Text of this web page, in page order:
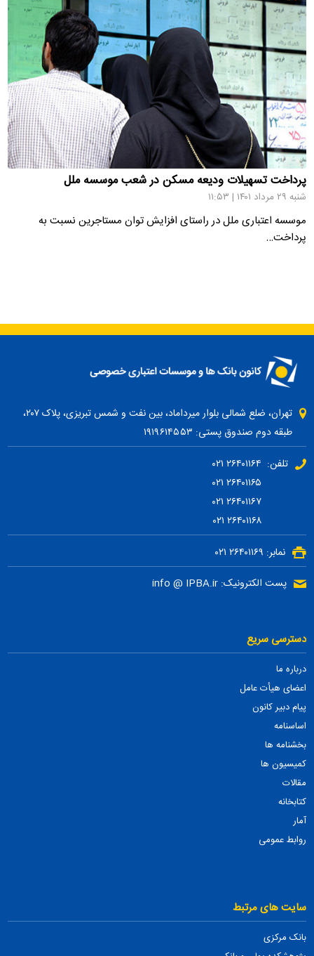
پرداخت تسهیلات ودیعه مسکن در شعب موسسه ملل
شنبه ۲۹ مرداد ۱۴۰۱ | ۱۱:۵۳
موسسه اعتباری ملل در راستای افزایش توان مستاجرین نسبت به
پرداخت…
تهران، ضلع شمالی بلوار میرداماد، بین نفت و شمس تبریزی، پلاک ۲۰۷،
طبقه دوم صندوق پستی: ۱۹۱۹۶۱۴۵۵۳
تلفن: ۲۶۴۰۱۱۶۴ ۰۲۱
۲۶۴۰۱۱۶۷ ۰۲۱
۲۶۴۰۱۱۶۸ ۰۲۱
نمابر: ۲۶۴۰۱۱۶۹ ۰۲۱
پست الکترونیک: info @ IPBA.ir
دسترسی سریع
درباره ما
اعضای هیأت عامل
پیام دبیر کانون
اساسنامه
بخشنامه ها
کمیسیون ها
مقالات
کتابخانه
آمار
روابط عمومی
سایت های مرتبط
بانک مرکزی